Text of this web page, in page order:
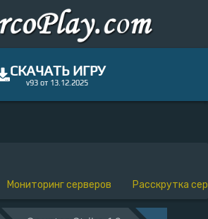
СКАЧАТЬ ИГРУ
v93 от 13.12.2025
Мониторинг серверов Расскрутка